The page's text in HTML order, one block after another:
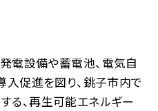
電設備や蓄電池、電気自
入促進を図り、銚子市内で
る、再生可能エネルギー